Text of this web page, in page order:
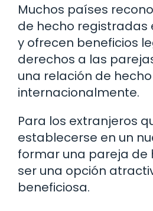
Muchos países
de hecho registradas
y ofrecen beneficios
derechos a las
una relación de
internacionalmente.
Para los extranjeros
establecerse en un
formar una pareja de
ser una opción
beneficiosa.